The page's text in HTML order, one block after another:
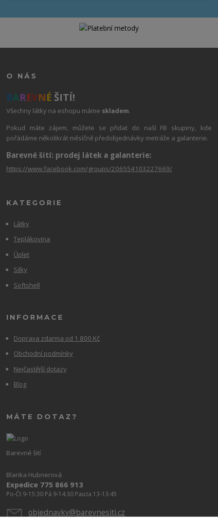
O NÁS
BAREVNÉ ŠITÍ!
Všechny látky na eshopu máme skladem.
Pokud máte zájem, můžete se přidat do naší FB skupiny, kde
pořádáme několikrát měsíčně předobjednávky metráže a galanterie.
Barevné šití: prodej látek a galanterie:
https://www.facebook.com/groups/206554103227669/
KATEGORIE
Látky
Teplákovina
Úplet
Silky
Softshell
INFORMACE
Doprava zdarma od 1 800 Kč
Obchodní podmínky
Nejčastější dotazy
Blog
MÁTE DOTAZ?
Barevné šití
Blanka Hubnerová
Expedice 775 866 913
Po-Čt 9-15:30 Pá 9-14:30 Pauza 13-13:45
objednavky@barevnesiti.cz